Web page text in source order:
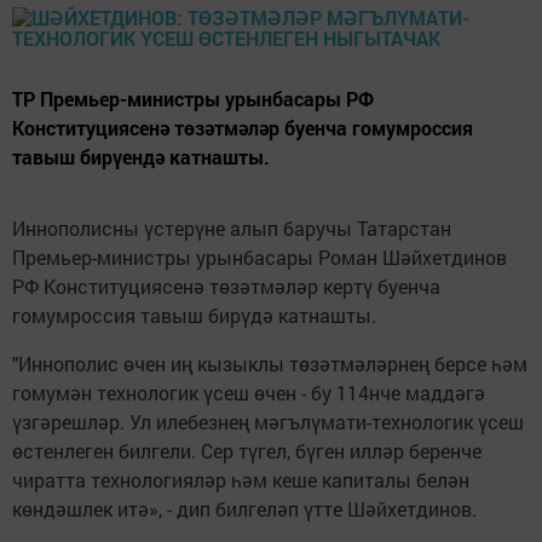
ТР Премьер-министры урынбасары РФ
Конституциясенә төзәтмәләр буенча гомумроссия
тавыш бирүендә катнашты.
Иннополисны үстерүне алып баручы Татарстан
Премьер-министры урынбасары Роман Шәйхетдинов
РФ Конституциясенә төзәтмәләр кертү буенча
гомумроссия тавыш бирүдә катнашты.
"Иннополис өчен иң кызыклы төзәтмәләрнең берсе һәм
гомумән технологик үсеш өчен - бу 114нче маддәгә
үзгәрешләр. Ул илебезнең мәгълүмати-технологик үсеш
өстенлеген билгели. Сер түгел, бүген илләр беренче
чиратта технологияләр һәм кеше капиталы белән
көндәшлек итә», - дип билгеләп үтте Шәйхетдинов.